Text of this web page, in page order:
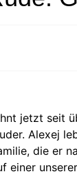
jetzt seit
Alexej
die er
einer